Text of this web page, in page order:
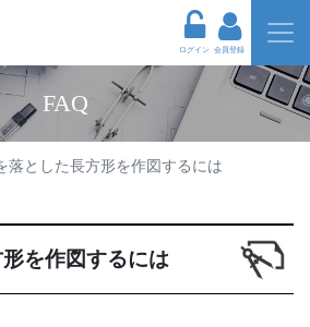
ログイン 会員登録
FAQ
落とした長方形を作図するには
を作図するには